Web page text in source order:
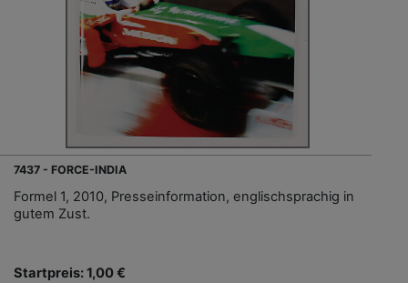
7437 - FORCE-INDIA
Formel 1, 2010, Presseinformation, englischsprachig in
gutem Zust.
Startpreis: 1,00 €